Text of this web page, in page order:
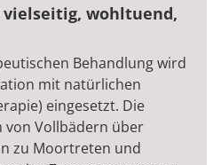
wohltuend,
Behandlung wird
mit natürlichen
eingesetzt. Die
von Vollbädern über
zu Moortreten und